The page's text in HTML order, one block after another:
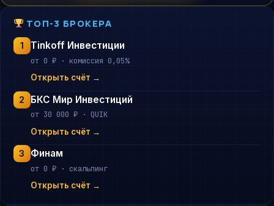
ТОП-3 БРОКЕРА
1 Tinkoff Инвестиции
от 0 ₽ · комиссия 0,05%
Открыть счёт →
2 БКС Мир Инвестиций
от 30 000 ₽ · QUIK
Открыть счёт →
3 Финам
от 0 ₽ · скальпинг
Открыть счёт →